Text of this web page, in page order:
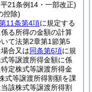
21条例14・一部改正)
控除)
11条第4項に規定する
る所得の金額の計算
て法第2章第1節第5
合又は同条第6項に規
等譲渡所得金額に係
定株式等譲渡所得金
式等譲渡所得割額を課
該株式等譲渡所得割